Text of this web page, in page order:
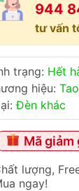
944
tư vấn
trạng: Hết
hiệu:
Đèn khác
Mã giảm
lượng,
ngay!